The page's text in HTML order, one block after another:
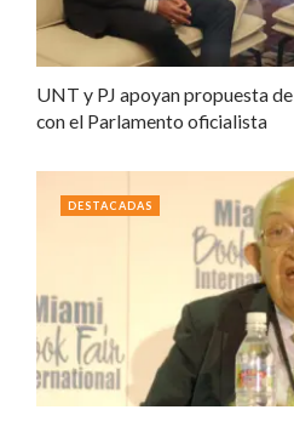
UNT y PJ apoyan propuesta
con el Parlamento oficialista
DESTACADAS